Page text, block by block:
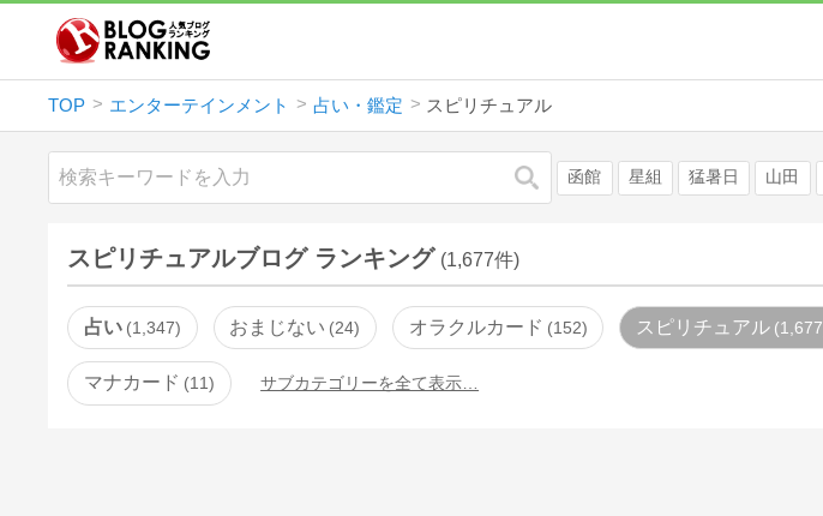
TOP エンターテインメント 占い・鑑定 スピリチュアル
検索 函館 星組 猛暑日 山田
スピリチュアルブログ ランキング (1,677件)
占い 1,347 おまじない 24 オラクルカード 152 スピリチュアル 1,677
マナカード 11 サブカテゴリーを全て表示…